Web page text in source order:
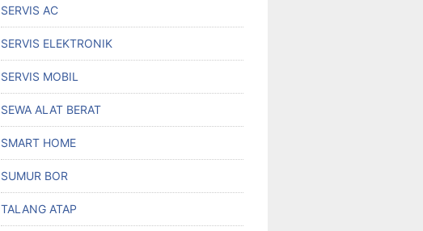
SERVIS AC
SERVIS ELEKTRONIK
SERVIS MOBIL
SEWA ALAT BERAT
SMART HOME
SUMUR BOR
TALANG ATAP